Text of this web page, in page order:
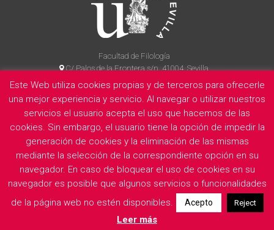
Facultad de Filología
C/ Palos de la Frontera s/n, 41004, Sevilla
954 55 14 90
La Facultad Información legal Politica de privacidad Cookies
E
Este Web utiliza cookies propias y de terceros para ofrecerle
una mejor experiencia y servicio. Al navegar o utilizar nuestros
servicios el usuario acepta el uso que hacemos de las
cookies. Sin embargo, el usuario tiene la opción de impedir la
generación de cookies y la eliminación de las mismas
mediante la selección de la correspondiente opción en su
navegador. En caso de bloquear el uso de cookies en su
navegador es posible que algunos servicios o funcionalidades
de la página web no estén disponibles.
Acepto Reject
Leer más